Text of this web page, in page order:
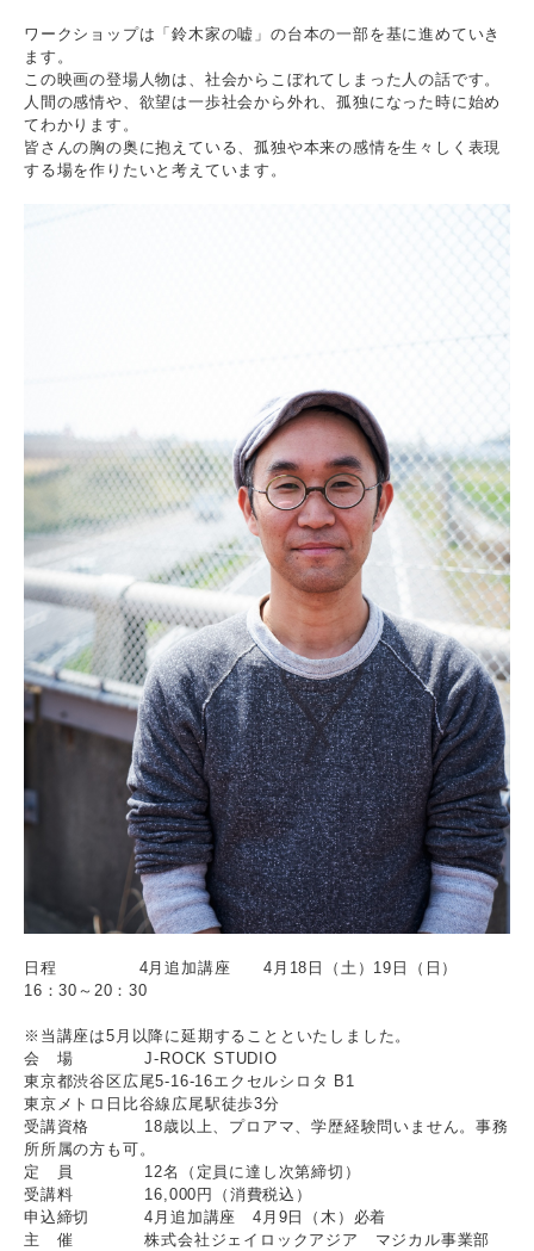
ワークショップは「鈴木家の嘘」の台本の一部を基に進めていき
ます。
この映画の登場人物は、社会からこぼれてしまった人の話です。
人間の感情や、欲望は一歩社会から外れ、孤独になった時に始め
てわかります。
皆さんの胸の奥に抱えている、孤独や本来の感情を生々しく表現
する場を作りたいと考えています。
日程 4月追加講座 4月18日（土）19日（日）
16：30～20：30
※当講座は5月以降に延期することといたしました。
会 場 J-ROCK STUDIO
東京都渋谷区広尾5-16-16エクセルシロタ B1
東京メトロ日比谷線広尾駅徒歩3分
受講資格 18歳以上、プロアマ、学歴経験問いません。事務
所所属の方も可。
定 員 12名（定員に達し次第締切）
受講料 16,000円（消費税込）
申込締切 4月追加講座 4月9日（木）必着
主 催 株式会社ジェイロックアジア マジカル事業部